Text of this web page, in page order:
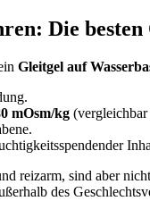
Die
Gleitgel auf
mOsm/kg
reizarm, sind aber
des